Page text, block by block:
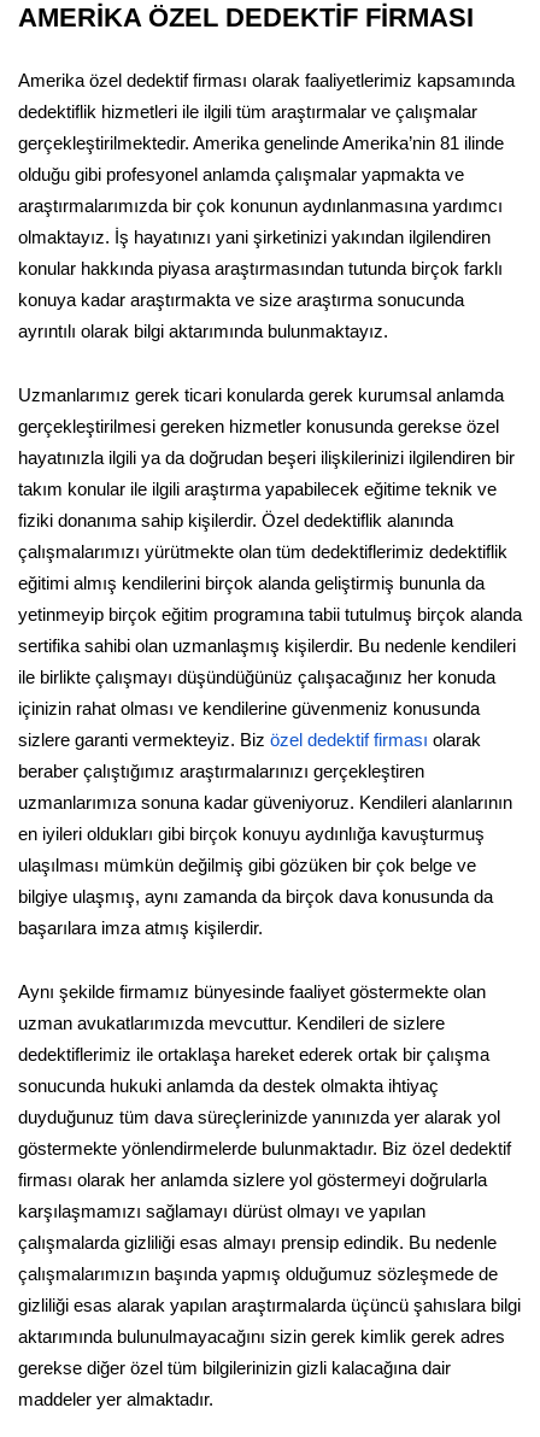
AMERİKA ÖZEL DEDEKTİF FİRMASI
Amerika özel dedektif firması olarak faaliyetlerimiz kapsamında
dedektiflik hizmetleri ile ilgili tüm araştırmalar ve çalışmalar
gerçekleştirilmektedir. Amerika genelinde Amerika’nin 81 ilinde
olduğu gibi profesyonel anlamda çalışmalar yapmakta ve
araştırmalarımızda bir çok konunun aydınlanmasına yardımcı
olmaktayız. İş hayatınızı yani şirketinizi yakından ilgilendiren
konular hakkında piyasa araştırmasından tutunda birçok farklı
konuya kadar araştırmakta ve size araştırma sonucunda
ayrıntılı olarak bilgi aktarımında bulunmaktayız.
Uzmanlarımız gerek ticari konularda gerek kurumsal anlamda
gerçekleştirilmesi gereken hizmetler konusunda gerekse özel
hayatınızla ilgili ya da doğrudan beşeri ilişkilerinizi ilgilendiren bir
takım konular ile ilgili araştırma yapabilecek eğitime teknik ve
fiziki donanıma sahip kişilerdir. Özel dedektiflik alanında
çalışmalarımızı yürütmekte olan tüm dedektiflerimiz dedektiflik
eğitimi almış kendilerini birçok alanda geliştirmiş bununla da
yetinmeyip birçok eğitim programına tabii tutulmuş birçok alanda
sertifika sahibi olan uzmanlaşmış kişilerdir. Bu nedenle kendileri
ile birlikte çalışmayı düşündüğünüz çalışacağınız her konuda
içinizin rahat olması ve kendilerine güvenmeniz konusunda
sizlere garanti vermekteyiz. Biz özel dedektif firması olarak
beraber çalıştığımız araştırmalarınızı gerçekleştiren
uzmanlarımıza sonuna kadar güveniyoruz. Kendileri alanlarının
en iyileri oldukları gibi birçok konuyu aydınlığa kavuşturmuş
ulaşılması mümkün değilmiş gibi gözüken bir çok belge ve
bilgiye ulaşmış, aynı zamanda da birçok dava konusunda da
başarılara imza atmış kişilerdir.
Aynı şekilde firmamız bünyesinde faaliyet göstermekte olan
uzman avukatlarımızda mevcuttur. Kendileri de sizlere
dedektiflerimiz ile ortaklaşa hareket ederek ortak bir çalışma
sonucunda hukuki anlamda da destek olmakta ihtiyaç
duyduğunuz tüm dava süreçlerinizde yanınızda yer alarak yol
göstermekte yönlendirmelerde bulunmaktadır. Biz özel dedektif
firması olarak her anlamda sizlere yol göstermeyi doğrularla
karşılaşmamızı sağlamayı dürüst olmayı ve yapılan
çalışmalarda gizliliği esas almayı prensip edindik. Bu nedenle
çalışmalarımızın başında yapmış olduğumuz sözleşmede de
gizliliği esas alarak yapılan araştırmalarda üçüncü şahıslara bilgi
aktarımında bulunulmayacağını sizin gerek kimlik gerek adres
gerekse diğer özel tüm bilgilerinizin gizli kalacağına dair
maddeler yer almaktadır.